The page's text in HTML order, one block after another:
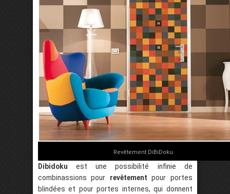
Revêtement DiBiDoku
Dibidoku est une possibilité infinie de
combinassions pour revêtement pour portes
blindées et pour portes internes, qui donnent